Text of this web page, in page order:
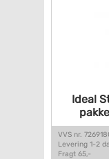
Ideal
VVS nr.
Levering 1-2
Fragt 65,-